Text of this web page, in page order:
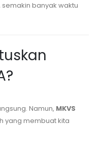
banyak waktu
Namun, MKVS
yang membuat kita